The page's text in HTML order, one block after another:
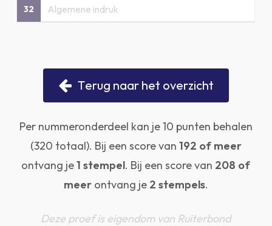
32 Algemene indruk
Terug naar het overzicht
Per nummeronderdeel kan je 10 punten behalen
(320 totaal). Bij een score van 192 of meer
ontvang je1 stempel. Bij een score van 208 of
meerontvang je 2 stempels.
Deze proef is eigendom van Ruiterbond